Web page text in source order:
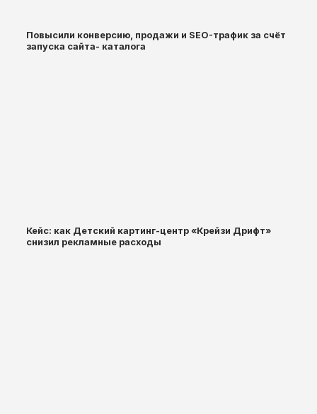
Повысили конверсию, продажи и SEO-трафик за счёт
запуска сайта- каталога
Кейс: как Детский картинг-центр «Крейзи Дрифт»
снизил рекламные расходы